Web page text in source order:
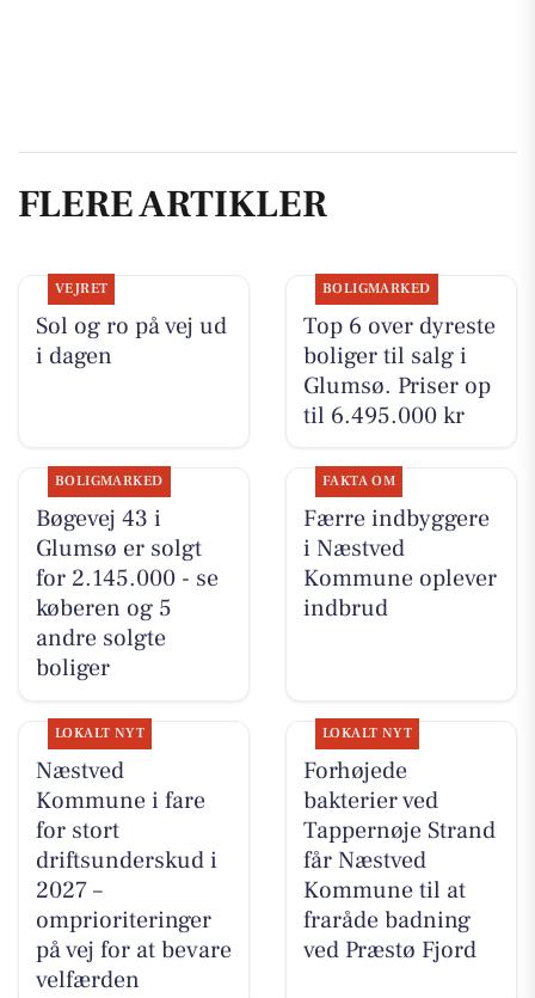
FLERE ARTIKLER
VEJRET
Sol og ro på vej ud
i dagen
BOLIGMARKED
Top 6 over dyreste
boliger til salg i
Glumsø. Priser op
til 6.495.000 kr
BOLIGMARKED
Bøgevej 43 i
Glumsø er solgt
for 2.145.000 - se
køberen og 5
andre solgte
boliger
FAKTA OM
Færre indbyggere
i Næstved
Kommune oplever
indbrud
LOKALT NYT
Næstved
Kommune i fare
for stort
driftsunderskud i
2027 –
omprioriteringer
på vej for at bevare
velfærden
LOKALT NYT
Forhøjede
bakterier ved
Tappernøje Strand
får Næstved
Kommune til at
fraråde badning
ved Præstø Fjord